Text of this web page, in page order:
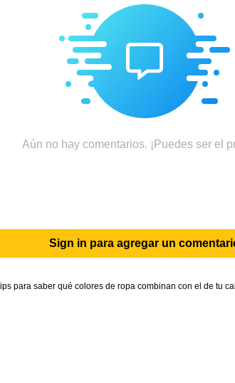
Aún no hay comentarios. ¡Puedes ser el
Sign in para agregar un
para saber qué colores de ropa combinan con el de tu